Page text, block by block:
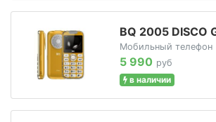
BQ 2005 DISCO
Мобильный телефон
5 990 руб
в наличии